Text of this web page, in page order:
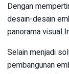
Dengan
desain-desain
panorama visual
Selain menjadi
pembangunan